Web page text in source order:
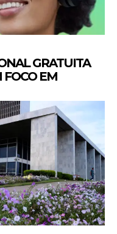
GRATUITA
FOCO EM